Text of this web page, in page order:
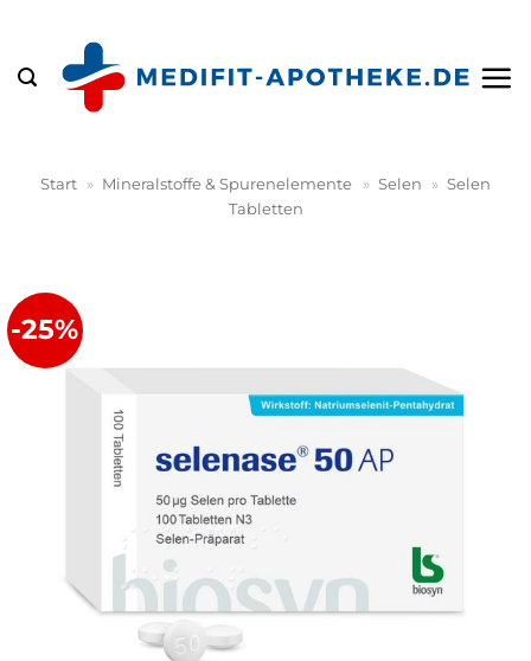
springen
Start » Mineralstoffe & Spurenelemente » Selen » Selen
Tabletten
-25%